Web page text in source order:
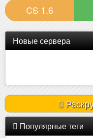
CS 1.6
Новые сервера
Популярные теги